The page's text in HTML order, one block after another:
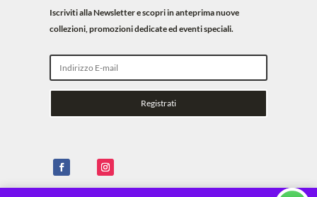
Iscriviti alla Newsletter e scopri in anteprima nuove
collezioni, promozioni dedicate ed eventi speciali.
Registrati